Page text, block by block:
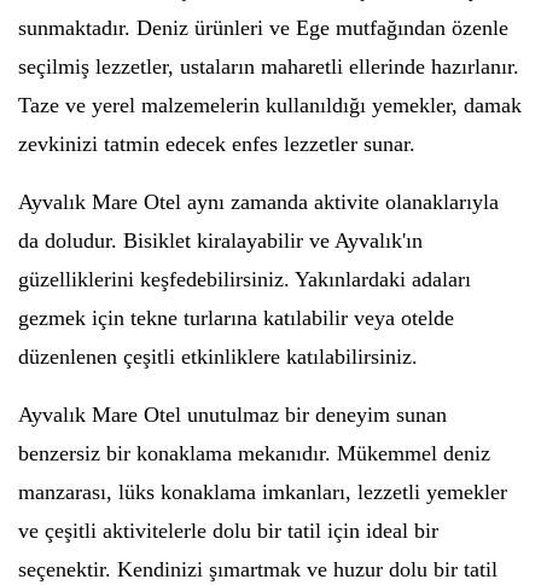
sunmaktadır. Deniz ürünleri ve Ege mutfağından özenle
seçilmiş lezzetler, ustaların maharetli ellerinde hazırlanır.
Taze ve yerel malzemelerin kullanıldığı yemekler, damak
zevkinizi tatmin edecek enfes lezzetler sunar.
Ayvalık Mare Otel aynı zamanda aktivite olanaklarıyla
da doludur. Bisiklet kiralayabilir ve Ayvalık'ın
güzelliklerini keşfedebilirsiniz. Yakınlardaki adaları
gezmek için tekne turlarına katılabilir veya otelde
düzenlenen çeşitli etkinliklere katılabilirsiniz.
Ayvalık Mare Otel unutulmaz bir deneyim sunan
benzersiz bir konaklama mekanıdır. Mükemmel deniz
manzarası, lüks konaklama imkanları, lezzetli yemekler
ve çeşitli aktivitelerle dolu bir tatil için ideal bir
seçenektir. Kendinizi şımartmak ve huzur dolu bir tatil